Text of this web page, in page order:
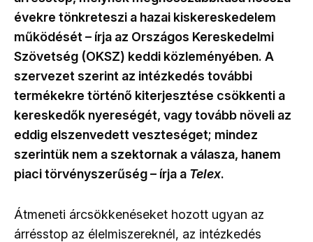
évekre tönkreteszi a hazai kiskereskedelem
működését – írja az Országos Kereskedelmi
Szövetség (OKSZ) keddi közleményében. A
szervezet szerint az intézkedés további
termékekre történő kiterjesztése csökkenti a
kereskedők nyereségét, vagy tovább növeli az
eddig elszenvedett veszteséget; mindez
szerintük nem a szektornak a válasza, hanem
piaci törvényszerűség – írja a Telex.
Átmeneti árcsökkenéseket hozott ugyan az
árrésstop az élelmiszereknél, az intézkedés